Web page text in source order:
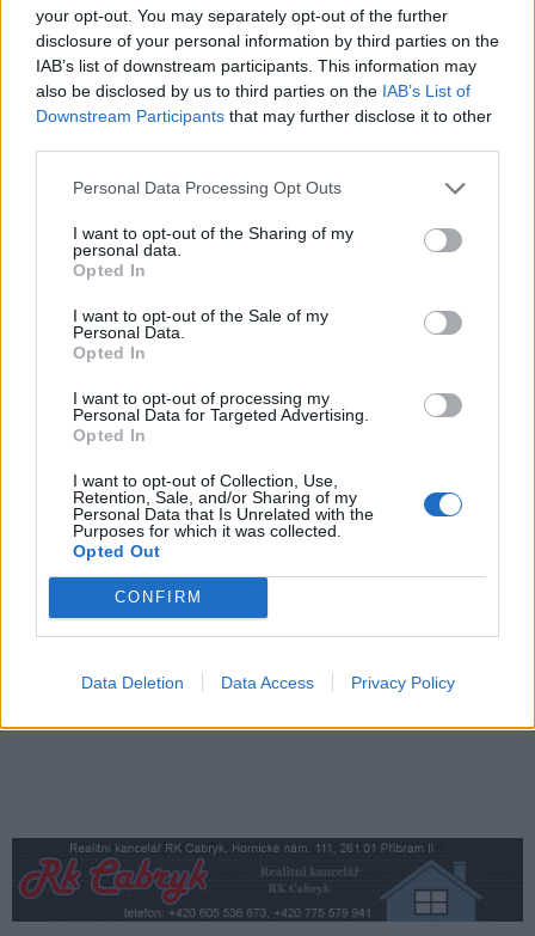
your opt-out. You may separately opt-out of the further
disclosure of your personal information by third parties on the
IAB’s list of downstream participants. This information may
also be disclosed by us to third parties on the IAB’s List of
Downstream Participants that may further disclose it to other
Personal Data Processing Opt Outs
I want to opt-out of the Sharing of my
personal data.
Opted In
I want to opt-out of the Sale of my
Personal Data.
Opted In
I want to opt-out of processing my
Personal Data for Targeted Advertising.
Opted In
I want to opt-out of Collection, Use,
Retention, Sale, and/or Sharing of my
Personal Data that Is Unrelated with the
Purposes for which it was collected.
Opted Out
CONFIRM
Data Deletion Data Access Privacy Policy
Předchozí článek
Reakce starosty Jana
Konvalinky na výzvu zastupitelů
k parkování
Následující článek
Sucho postihlo obce na sever
od Milevska. Starostové
společně hledají řešení
SOUVISEJÍCÍ ČLÁNKY
VÍCE OD AUTORA
Dnes se v Příbrami otevře výstava
Rovnováha života. Vernisáž nabídne
Dobříšsko
Festival hudby na zámku Dobříš sází na
jedinečnou atmosféru. Klasiku propojí
s dalšími žánry i rodinným programem
Kultura
Fesťáczek Presents poprvé míří do
Lesního divadla Skalka. Nabídne hudbu,
divadlo i tvořivé dílny